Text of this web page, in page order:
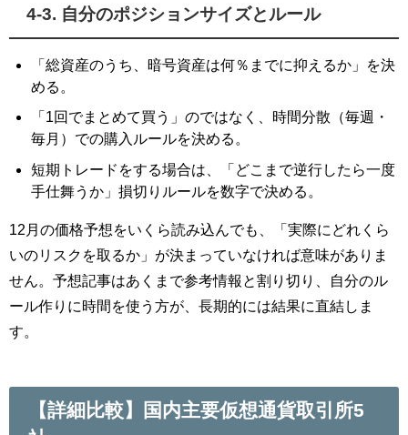
4-3. 自分のポジションサイズとルール
「総資産のうち、暗号資産は何％までに抑えるか」を決
める。
「1回でまとめて買う」のではなく、時間分散（毎週・
毎月）での購入ルールを決める。
短期トレードをする場合は、「どこまで逆行したら一度
手仕舞うか」損切りルールを数字で決める。
12月の価格予想をいくら読み込んでも、「実際にどれくら
いのリスクを取るか」が決まっていなければ意味がありま
せん。予想記事はあくまで参考情報と割り切り、自分のル
ール作りに時間を使う方が、長期的には結果に直結しま
す。
【詳細比較】国内主要仮想通貨取引所5